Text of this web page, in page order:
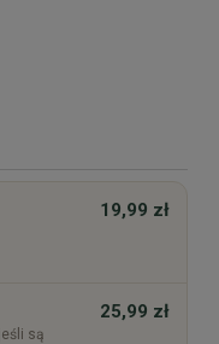
19,99 zł
są
25,99 zł